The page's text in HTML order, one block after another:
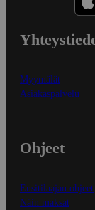
Myymälät
Asiakaspalvelu
Ohjeet
Ensitilaajan ohjeet
Näin maksat